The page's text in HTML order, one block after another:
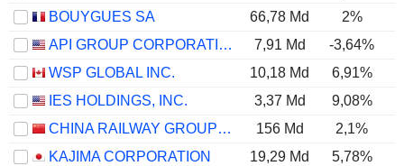
BOUYGUES SA
66,78 Md 2%
API GROUP CORPORATION
7,91 Md -3,64%
WSP GLOBAL INC.
10,18 Md 6,91%
IES HOLDINGS, INC.
3,37 Md 9,08%
CHINA RAILWAY GROUP LIMITED
156 Md 2,1%
KAJIMA CORPORATION
19,29 Md 5,78%